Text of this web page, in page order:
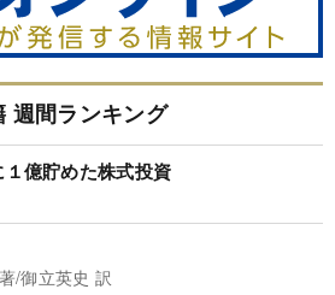
週間ランキング
億貯めた株式投資
/御立英史 訳